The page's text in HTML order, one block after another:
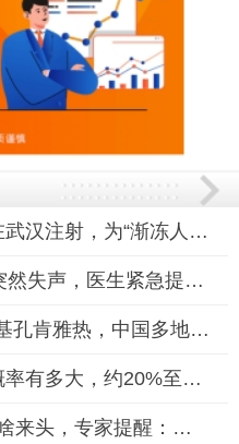
首个渐冻症精准治疗药物在武汉注射，为“渐冻人”带来希望
4岁男孩每天吃3根冰淇淋突然失声，医生紧急提醒：儿童声带脆弱，
专家:全球已近30万人感染基孔肯雅热，中国多地加强防控
基孔肯雅热出现后遗症的概率有多大，约20%至30%的感染者会出现关
确诊超4000例 基孔肯雅热啥来头，专家提醒：防蚊是关键